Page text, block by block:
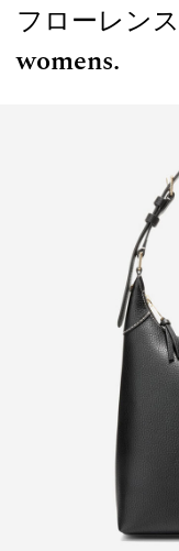
フローレン
womens.